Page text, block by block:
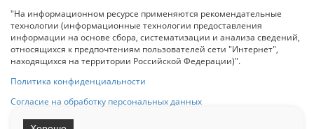
"На информационном ресурсе применяются рекомендательные
технологии (информационные технологии предоставления
информации на основе сбора, систематизации и анализа сведений,
относящихся к предпочтениям пользователей сети "Интернет",
находящихся на территории Российской Федерации)".
Политика конфиденциальности
Согласие на обработку персональных данных